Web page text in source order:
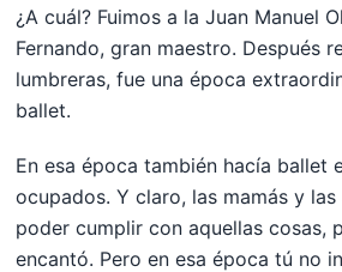
¿A cuál? Fuimos a la Juan Manuel
Fernando, gran maestro. Después
lumbreras, fue una época
ballet.
En esa época también hacía ballet
ocupados. Y claro, las mamás y
poder cumplir con aquellas cosas,
encantó. Pero en esa época tú no